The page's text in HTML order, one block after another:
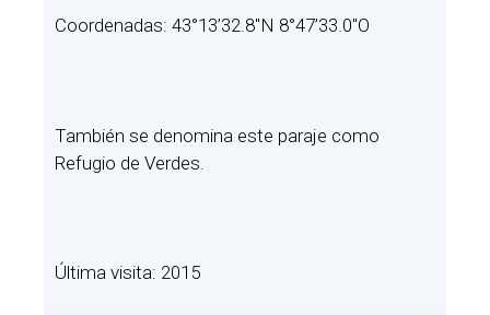
Coordenadas: 43°13’32.8″N 8°47’33.0″O
También se denomina este paraje como
Refugio de Verdes.
Última visita: 2015